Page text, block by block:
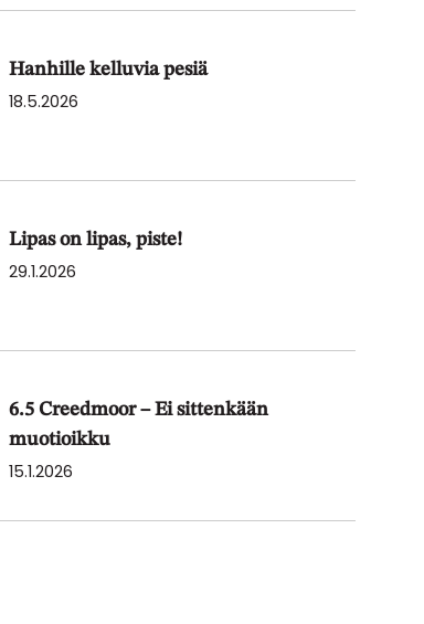
Hanhille kelluvia pesiä
18.5.2026
Lipas on lipas, piste!
29.1.2026
6.5 Creedmoor – Ei sittenkään
muotioikku
15.1.2026